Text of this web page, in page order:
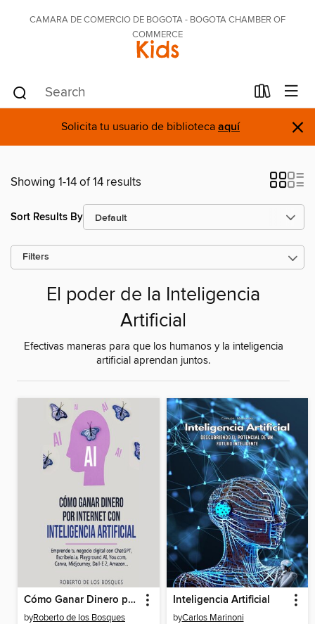
CAMARA DE COMERCIO DE BOGOTA - BOGOTA CHAMBER OF
COMMERCE
Kids
Solicita tu usuario de biblioteca aquí ×
Showing 1-14 of 14 results
Sort Results By
Filters
El poder de la Inteligencia
Artificial
Efectivas maneras para que los humanos y la inteligencia
artificial aprendan juntos.
Cómo Ganar Dinero por Internet con Inteligencia Artificial
byRoberto de los Bosques
Inteligencia Artificial
byCarlos Marinoni